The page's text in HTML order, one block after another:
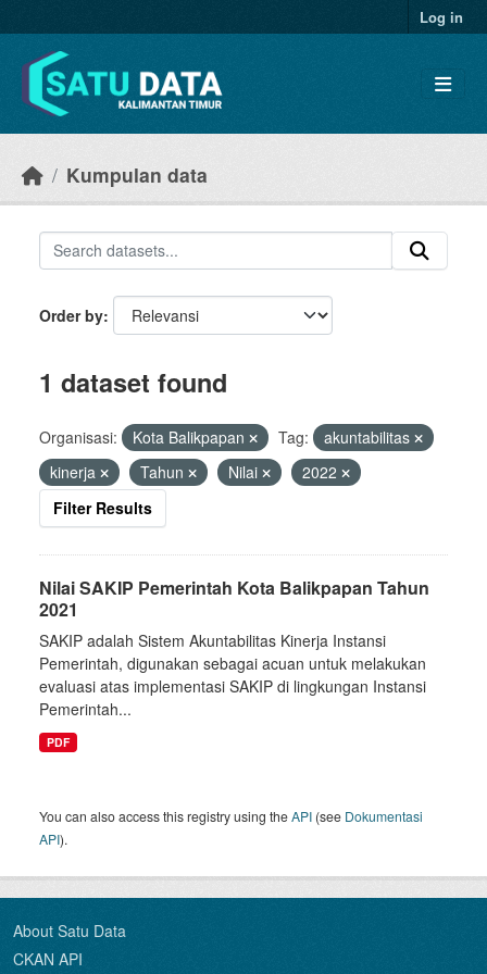
Log in
Kumpulan data
Order by
1 dataset found
Organisasi: Kota Balikpapan Tag:
akuntabilitas
kinerja
Tahun Nilai
2022
Filter Results
Nilai SAKIP Pemerintah Kota Balikpapan Tahun
2021
SAKIP adalah Sistem Akuntabilitas Kinerja Instansi
Pemerintah, digunakan sebagai acuan untuk melakukan
evaluasi atas implementasi SAKIP di lingkungan Instansi
Pemerintah...
PDF
You can also access this registry using theAPI (see Dokumentasi
API).
About Satu Data
CKAN API